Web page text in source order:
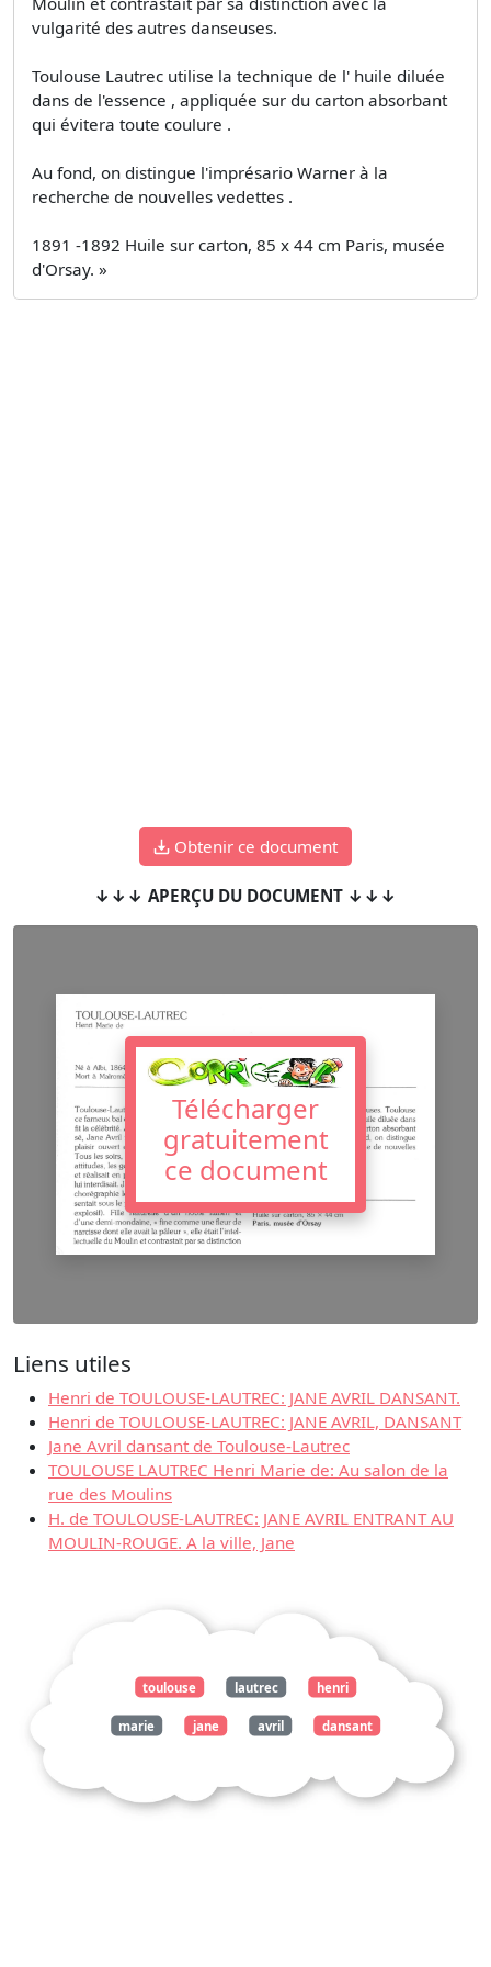
vulgarité des autres danseuses.
Toulouse Lautrec utilise la technique de l' huile diluée
dans de l'essence , appliquée sur du carton absorbant
qui évitera toute coulure .
Au fond, on distingue l'imprésario Warner à la
recherche de nouvelles vedettes .
1891 -1892 Huile sur carton, 85 x 44 cm Paris, musée
d'Orsay. »
Obtenir ce document
↓↓↓ APERÇU DU DOCUMENT ↓↓↓
Télécharger
gratuitement
ce document
Liens utiles
Henri de TOULOUSE-LAUTREC: JANE AVRIL DANSANT.
Henri de TOULOUSE-LAUTREC: JANE AVRIL, DANSANT
Jane Avril dansant de Toulouse-Lautrec
TOULOUSE LAUTREC Henri Marie de: Au salon de la
rue des Moulins
H. de TOULOUSE-LAUTREC: JANE AVRIL ENTRANT AU
MOULIN-ROUGE. A la ville, Jane
toulouse lautrec henri
marie jane avril dansant